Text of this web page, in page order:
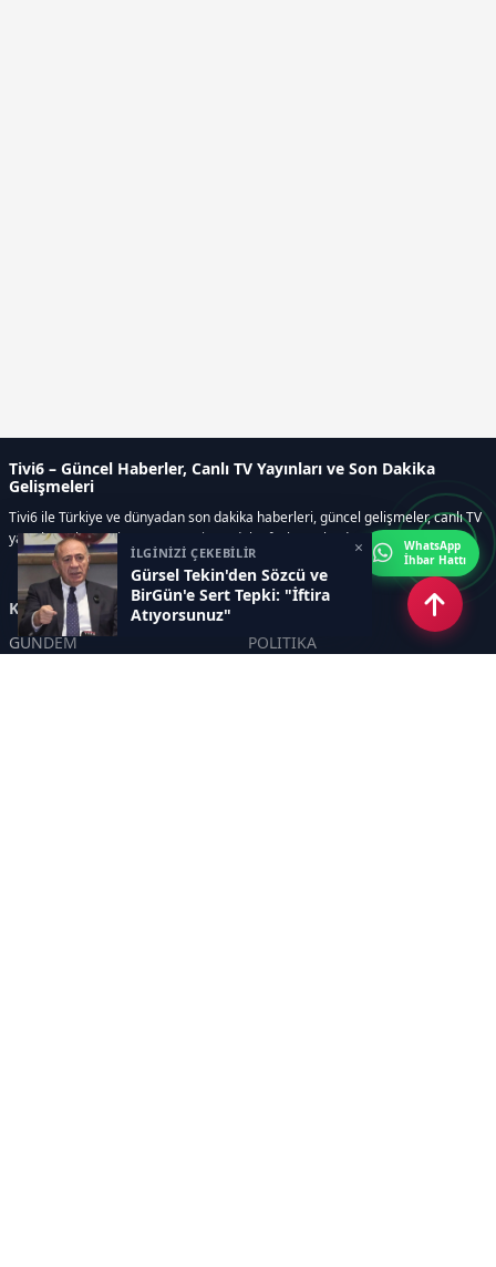
İLGİNİZİ ÇEKEBİLİR
Gürsel Tekin'den Sözcü ve
BirGün'e Sert Tepki: "İftira
Atıyorsunuz"
×
Tivi6 – Güncel Haberler, Canlı TV Yayınları ve Son Dakika
Gelişmeleri
Tivi6 ile Türkiye ve dünyadan son dakika haberleri, güncel gelişmeler, canlı TV
yayınları, ekonomi, spor, magazin ve daha fazlası tek adreste.
Kategoriler
GÜNDEM
POLİTİKA
WhatsApp
İhbar Hattı